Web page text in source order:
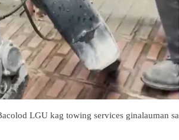
LGU kag towing services ginalauman sa